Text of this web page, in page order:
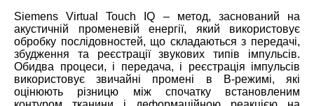
Siemens Virtual Touch IQ – метод, заснований на
акустичній променевій енергії, який використовує
обробку послідовностей, що складаються з передачі,
збудження та реєстрації звукових типів імпульсів.
Обидва процеси, і передача, і реєстрація імпульсів
використовує звичайні промені в B-режимі, які
оцінюють різницю між спочатку встановленим